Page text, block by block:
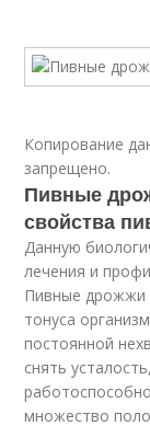
Копирование
запрещено.
Пивные
свойства
Данную
лечения и
Пивные дрожжи
тонуса
постоянной
снять
множество